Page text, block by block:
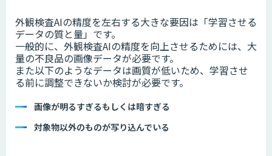
外観検査AIの精度を左右する大きな要因は「学習させる
データの質と量」です。
一般的に、外観検査AIの精度を向上させるためには、大
量の不良品の画像データが必要です。
また以下のようなデータは画質が低いため、学習させ
る前に調整できないか検討が必要です。
画像が明るすぎるもしくは暗すぎる
対象物以外のものが写り込んでいる